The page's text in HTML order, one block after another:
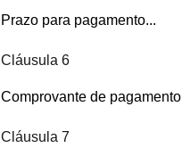
Prazo para pagamento...
Cláusula 6
Comprovante de pagamento
Cláusula 7